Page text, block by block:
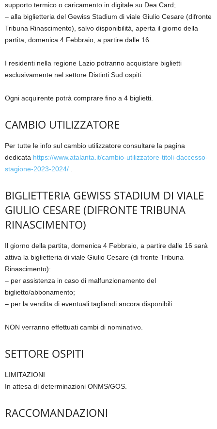
supporto termico o caricamento in digitale su Dea Card;
– alla biglietteria del Gewiss Stadium di viale Giulio Cesare (difronte
Tribuna Rinascimento), salvo disponibilità, aperta il giorno della
partita, domenica 4 Febbraio, a partire dalle 16.
I residenti nella regione Lazio potranno acquistare biglietti
esclusivamente nel settore Distinti Sud ospiti.
Ogni acquirente potrà comprare fino a 4 biglietti.
CAMBIO UTILIZZATORE
Per tutte le info sul cambio utilizzatore consultare la pagina
dedicata https://www.atalanta.it/cambio-utilizzatore-titoli-daccesso-
stagione-2023-2024/
BIGLIETTERIA GEWISS STADIUM DI VIALE
GIULIO CESARE (DIFRONTE TRIBUNA
RINASCIMENTO)
Il giorno della partita, domenica 4 Febbraio, a partire dalle 16 sarà
attiva la biglietteria di viale Giulio Cesare (di fronte Tribuna
Rinascimento):
– per assistenza in caso di malfunzionamento del
biglietto/abbonamento;
– per la vendita di eventuali tagliandi ancora disponibili.
NON verranno effettuati cambi di nominativo.
SETTORE OSPITI
LIMITAZIONI
In attesa di determinazioni ONMS/GOS.
RACCOMANDAZIONI